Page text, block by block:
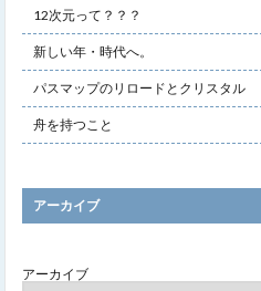
12次元って？？？
新しい年・時代へ。
パスマップのリロードとクリスタル
舟を持つこと
アーカイブ
アーカイブ